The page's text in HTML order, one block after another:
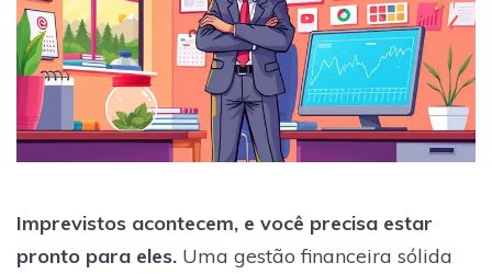
Imprevistos acontecem, e você precisa estar
pronto para eles. Uma gestão financeira sólida